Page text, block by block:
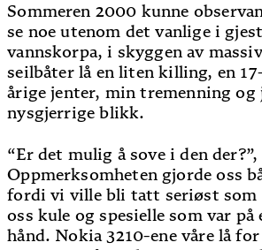
Sommeren 2000 kunne
se noe utenom det vanlige i
vannskorpa, i skyggen av
seilbåter lå en liten killing, en
årige jenter, min tremenning
nysgjerrige blikk.
“Er det mulig å sove i den
Oppmerksomheten gjorde oss
fordi vi ville bli tatt seriøst
oss kule og spesielle som var
hånd. Nokia 3210-ene våre lå